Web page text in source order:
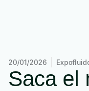
20/01/2026
Saca el